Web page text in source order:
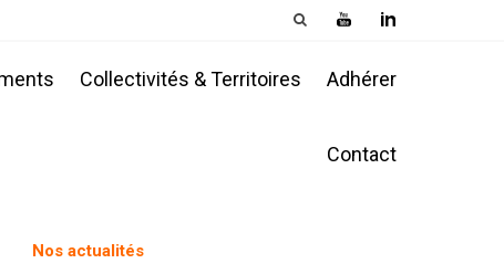
Collectivités & Territoires Adhérer
Contact
Nos actualités